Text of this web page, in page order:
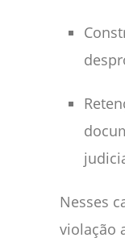
Nesses
violação